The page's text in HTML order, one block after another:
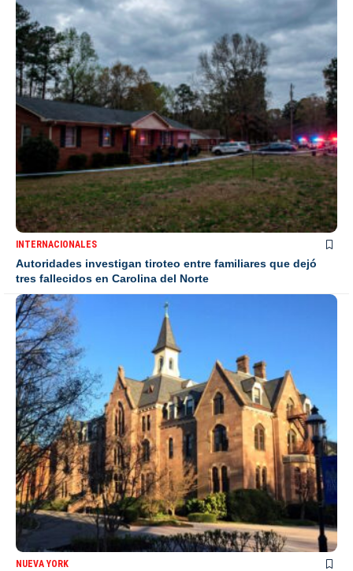
INTERNACIONALES
Autoridades investigan tiroteo entre familiares que dejó
tres fallecidos en Carolina del Norte
NUEVA YORK